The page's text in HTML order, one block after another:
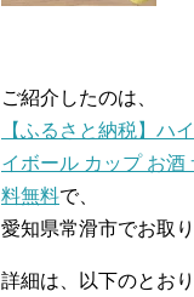
ご紹介したのは、
【ふるさと納税】ハ
イボール カップ お酒
料無料で、
愛知県常滑市でお取
詳細は、以下のとおり